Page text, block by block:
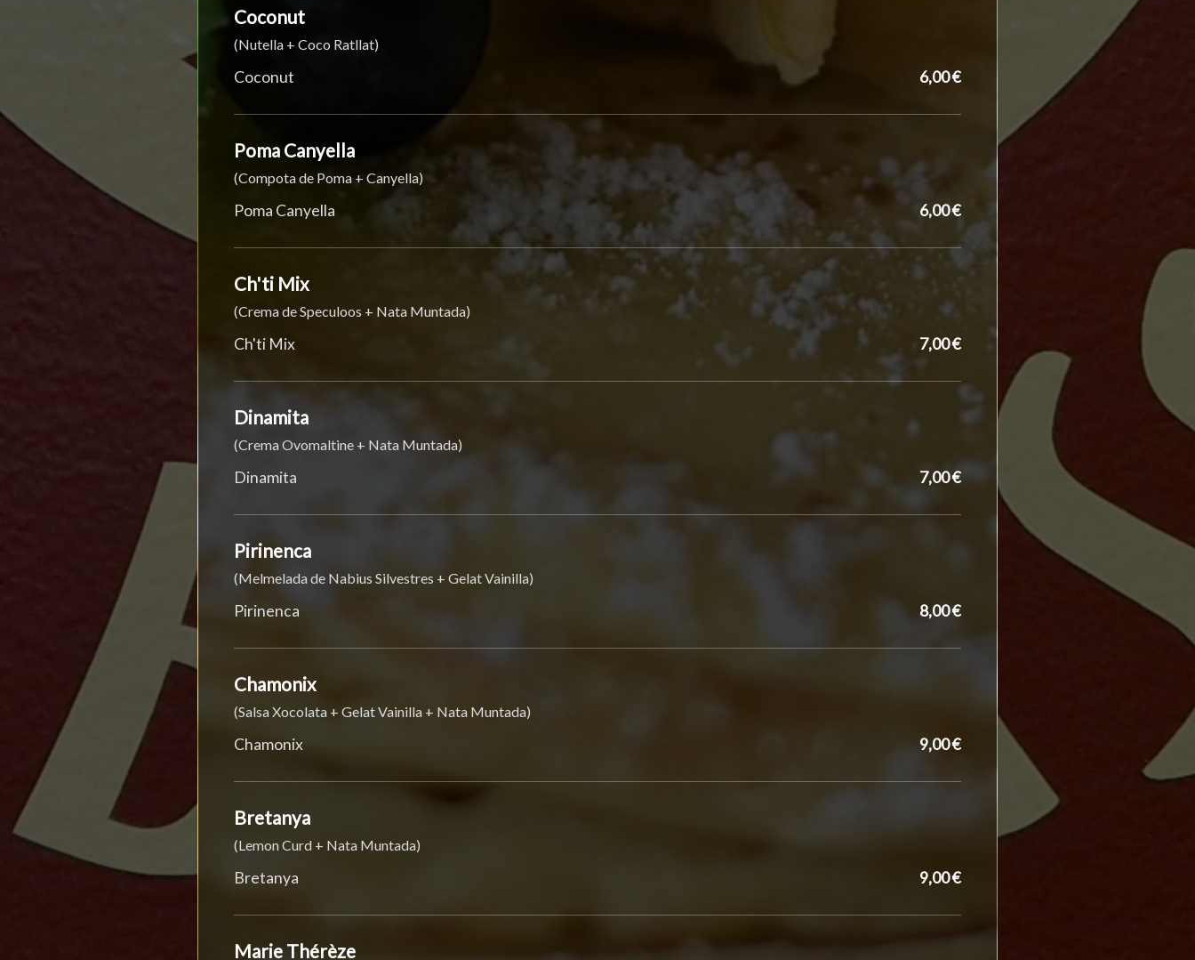
Coconut
(Nutella + Coco Ratllat)
Coconut 6,00 €
Poma Canyella
(Compota de Poma + Canyella)
Poma Canyella 6,00 €
Ch'ti Mix
(Crema de Speculoos + Nata Muntada)
Ch'ti Mix 7,00 €
Dinamita
(Crema Ovomaltine + Nata Muntada)
Dinamita 7,00 €
Pirinenca
(Melmelada de Nabius Silvestres + Gelat Vainilla)
Pirinenca 8,00 €
Chamonix
(Salsa Xocolata + Gelat Vainilla + Nata Muntada)
Chamonix 9,00 €
Bretanya
(Lemon Curd + Nata Muntada)
Bretanya 9,00 €
Marie Thérèze